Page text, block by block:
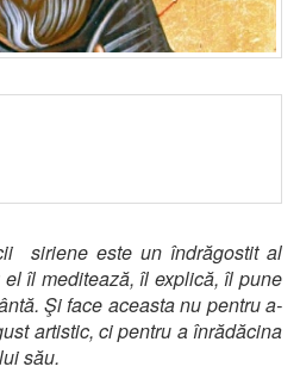
siriene este un îndrăgostit al
îl meditează, îl explică, îl pune
Şi face aceasta nu pentru a-
artistic, ci pentru a înrădăcina
său.